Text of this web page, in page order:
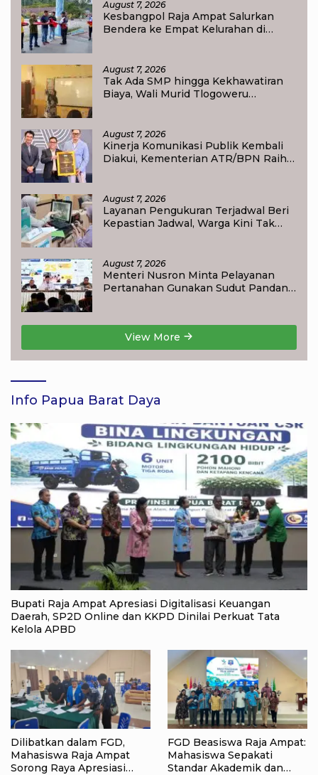
August 7, 2026
Kesbangpol Raja Ampat Salurkan
Bendera ke Empat Kelurahan di
August 7, 2026
Tak Ada SMP hingga Kekhawatiran
Biaya, Wali Murid Tlogoweru
August 7, 2026
Kinerja Komunikasi Publik Kembali
Diakui, Kementerian ATR/BPN Raih
August 7, 2026
Layanan Pengukuran Terjadwal Beri
Kepastian Jadwal, Warga Kini Tak
August 7, 2026
Menteri Nusron Minta Pelayanan
Pertanahan Gunakan Sudut Pandang
View More
Info Papua Barat Daya
Bupati Raja Ampat Apresiasi Digitalisasi Keuangan
Daerah, SP2D Online dan KKPD Dinilai Perkuat Tata
Kelola APBD
Dilibatkan dalam FGD,
Mahasiswa Raja Ampat
Sorong Raya Apresiasi
FGD Beasiswa Raja Ampat:
Mahasiswa Sepakati
Standar Akademik dan